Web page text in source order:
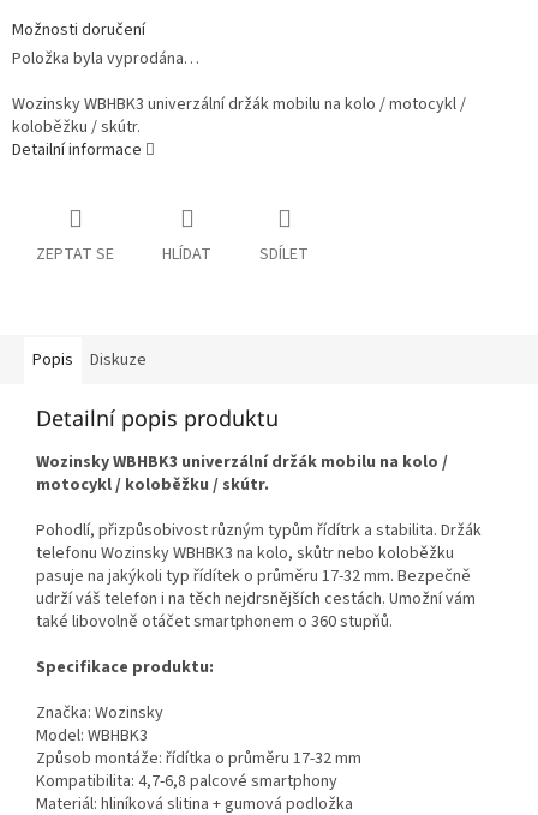
Možnosti doručení
Položka byla vyprodána…
Wozinsky WBHBK3 univerzální držák mobilu na kolo / motocykl /
koloběžku / skútr.
Detailní informace
ZEPTAT SE HLÍDAT SDÍLET
Popis Diskuze
Detailní popis produktu
Wozinsky WBHBK3 univerzální držák mobilu na kolo /
motocykl / koloběžku / skútr.
Pohodlí, přizpůsobivost různým typům řídítrk a stabilita. Držák
telefonu Wozinsky WBHBK3 na kolo, skůtr nebo koloběžku
pasuje na jakýkoli typ řídítek o průměru 17-32 mm. Bezpečně
udrží váš telefon i na těch nejdrsnějších cestách. Umožní vám
také libovolně otáčet smartphonem o 360 stupňů.
Specifikace produktu:
Značka: Wozinsky
Model: WBHBK3
Způsob montáže: řídítka o průměru 17-32 mm
Kompatibilita: 4,7-6,8 palcové smartphony
Materiál: hliníková slitina + gumová podložka